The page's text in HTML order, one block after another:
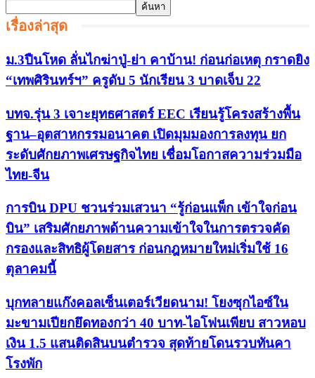
เรื่องล่าสุด
ม.3ปืนโหด ลั่นไกฆ่าปู่-ย่า คาบ้าน! ก่อนก่อเหตุ กราดยิง
“เทพศิรินทร์ฯ” ครูดับ 5 นักเรียน 3 บาดเจ็บ 22
บทจ.รุ่น 3 เจาะยุทธศาสตร์ EEC เรียนรู้โครงสร้างพื้น
ฐาน–อุตสาหกรรมอนาคต เปิดมุมมองการลงทุน ยก
ระดับศักยภาพเศรษฐกิจไทย เชื่อมโอกาสความร่วมมือ
ไทย-จีน
การบิน DPU ชวนร่วมเสวนา “รู้ก่อนแพ็ก เข้าใจก่อน
บิน” เสริมศักยภาพด้านความเข้าใจในการตรวจคัด
กรองและสิทธิผู้โดยสาร ก่อนกฎหมายใหม่เริ่มใช้ 16
ตุลาคมนี้
บุกทลายแก๊งคอลเซ็นเตอร์เวียดนาม! โยงซุกไอซ์ใน
มะขามเปียกยึดทองกว่า 40 บาท-ไอโฟนเพียบ สาวหอบ
เงิน 1.5 แสนติดสินบนตำรวจ สุดท้ายโดนรวบทันคา
โรงพัก